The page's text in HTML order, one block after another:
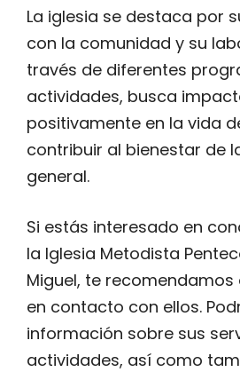
La iglesia se destaca por
con la comunidad y su
través de diferentes
actividades, busca
positivamente en la vida
contribuir al bienestar de
general.
Si estás interesado en
la Iglesia Metodista
Miguel, te
en contacto con ellos.
información sobre sus
actividades, así como